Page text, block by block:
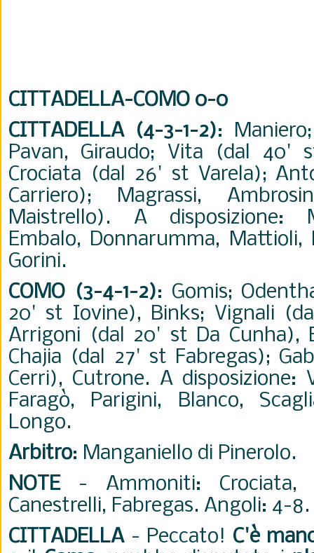
CITTADELLA-COMO 0-0
CITTADELLA (4-3-1-2):
Pavan, Giraudo; Vita (dal 40'
Crociata (dal 26' st Varela);
Carriero); Magrassi,
Maistrello). A disposizione:
Embalo, Donnarumma,
Gorini.
COMO (3-4-1-2): Gomis;
20' st Iovine), Binks; Vignali
Arrigoni (dal 20' st Da Cunha),
Chajia (dal 27' st Fabregas);
Cerri), Cutrone. A disposizione:
Faragò, Parigini, Blanco,
Longo.
Arbitro: Manganiello di Pinerolo.
NOTE - Ammoniti: Crociata,
Canestrelli, Fabregas. Angoli: 4-8.
CITTADELLA- Peccato! C'è